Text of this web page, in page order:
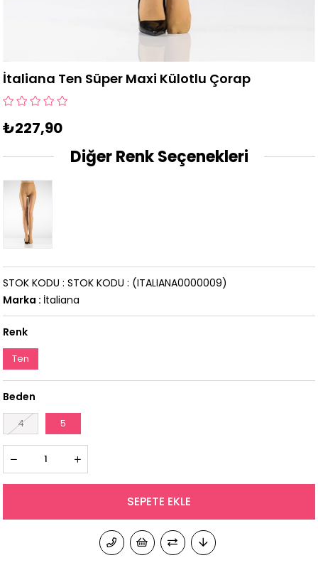
İtaliana Ten Süper Maxi Külotlu Çorap
₺227,90
Diğer Renk Seçenekleri
(ITALIANA0000009)
STOK KODU
STOK KODU
Marka : İtaliana
Renk
Ten
Beden
4 5